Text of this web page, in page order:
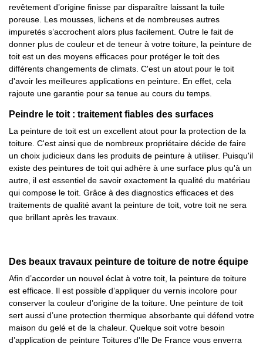
revêtement d’origine finisse par disparaître laissant la tuile
poreuse. Les mousses, lichens et de nombreuses autres
impuretés s’accrochent alors plus facilement. Outre le fait de
donner plus de couleur et de teneur à votre toiture, la peinture de
toit est un des moyens efficaces pour protéger le toit des
différents changements de climats. C'est un atout pour le toit
d'avoir les meilleures applications en peinture. En effet, cela
rajoute une garantie pour sa tenue au cours du temps.
Peindre le toit : traitement fiables des surfaces
La peinture de toit est un excellent atout pour la protection de la
toiture. C'est ainsi que de nombreux propriétaire décide de faire
un choix judicieux dans les produits de peinture à utiliser. Puisqu'il
existe des peintures de toit qui adhère à une surface plus qu'à un
autre, il est essentiel de savoir exactement la qualité du matériau
qui compose le toit. Grâce à des diagnostics efficaces et des
traitements de qualité avant la peinture de toit, votre toit ne sera
que brillant après les travaux.
Des beaux travaux peinture de toiture de notre équipe
Afin d’accorder un nouvel éclat à votre toit, la peinture de toiture
est efficace. Il est possible d’appliquer du vernis incolore pour
conserver la couleur d’origine de la toiture. Une peinture de toit
sert aussi d’une protection thermique absorbante qui défend votre
maison du gelé et de la chaleur. Quelque soit votre besoin
d’application de peinture Toitures d'Ile De France vous enverra